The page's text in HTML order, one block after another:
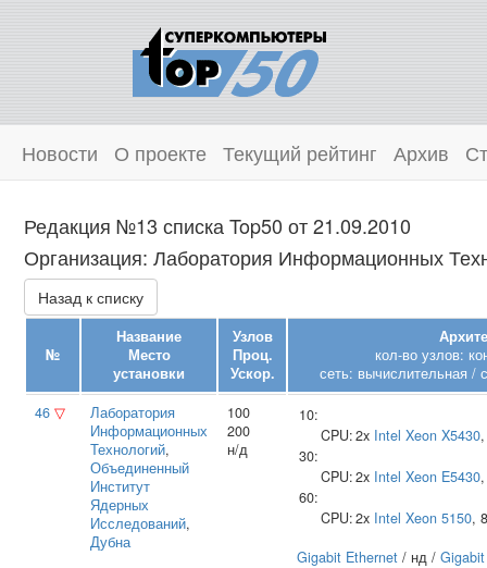
Новости О проекте Текущий рейтинг Архив
Редакция №13 списка Top50 от 21.09.2010
Организация: Лаборатория Информационных
Назад к списку
№
Название
Место
установки
Узлов
Проц.
Ускор.
кол-во узлов:
сеть: вычислительная /
46 ▽
Лаборатория
Информационных
Технологий,
Объединенный
Институт
Ядерных
Исследований,
Дубна
100
200
н/д
10:
CPU:2x Intel Xeon X5430
30:
CPU:2x Intel Xeon E5430
60:
CPU:2x Intel Xeon 5150,
Gigabit Ethernet / нд /